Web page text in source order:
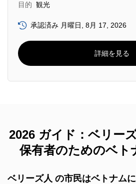
目的 観光
承認済み 月曜日, 8月 17, 2026
詳細を見る
2026 ガイド：ベリー
保有者のためのベト
ベリーズ人 の市民はベトナム